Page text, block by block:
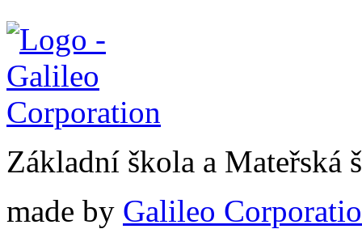
Základní škola a
made by Galileo